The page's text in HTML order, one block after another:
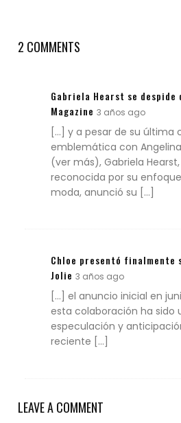
2 COMMENTS
Gabriela Hearst se despide
Magazine 3 años ago
[…] y a pesar de su última
emblemática con
(ver más), Gabriela
reconocida por su
moda, anunció su […]
Chloe presentó finalmente
Jolie 3 años ago
[…] el anuncio inicial en
esta colaboración ha sido
especulación y
reciente […]
LEAVE A COMMENT